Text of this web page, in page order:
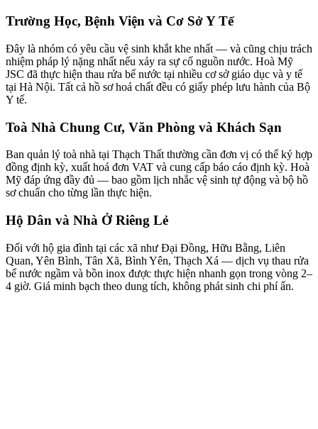
Trường Học, Bệnh Viện và Cơ Sở Y Tế
Đây là nhóm có yêu cầu vệ sinh khắt khe nhất — và cũng chịu trách
nhiệm pháp lý nặng nhất nếu xảy ra sự cố nguồn nước. Hoà Mỹ
JSC đã thực hiện thau rửa bể nước tại nhiều cơ sở giáo dục và y tế
tại Hà Nội. Tất cả hồ sơ hoá chất đều có giấy phép lưu hành của Bộ
Y tế.
Toà Nhà Chung Cư, Văn Phòng và Khách Sạn
Ban quản lý toà nhà tại Thạch Thất thường cần đơn vị có thể ký hợp
đồng định kỳ, xuất hoá đơn VAT và cung cấp báo cáo định kỳ. Hoà
Mỹ đáp ứng đầy đủ — bao gồm lịch nhắc vệ sinh tự động và bộ hồ
sơ chuẩn cho từng lần thực hiện.
Hộ Dân và Nhà Ở Riêng Lẻ
Đối với hộ gia đình tại các xã như Đại Đồng, Hữu Bằng, Liên
Quan, Yên Bình, Tân Xã, Bình Yên, Thạch Xá — dịch vụ thau rửa
bể nước ngầm và bồn inox được thực hiện nhanh gọn trong vòng 2–
4 giờ. Giá minh bạch theo dung tích, không phát sinh chi phí ẩn.